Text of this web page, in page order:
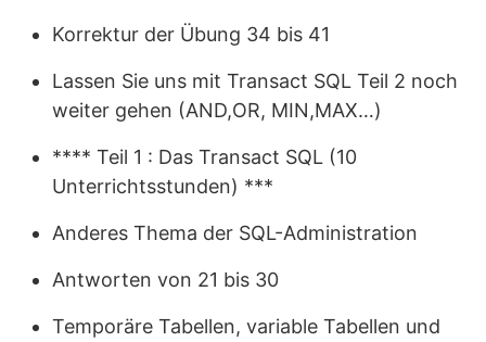
Korrektur der Übung 34 bis 41
Lassen Sie uns mit Transact SQL Teil 2 noch
weiter gehen (AND,OR, MIN,MAX…)
**** Teil 1 : Das Transact SQL (10
Unterrichtsstunden) ***
Anderes Thema der SQL-Administration
Antworten von 21 bis 30
Temporäre Tabellen, variable Tabellen und